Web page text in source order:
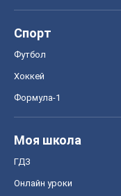
Спорт
Футбол
Хоккей
Формула-1
Моя школа
ГДЗ
Онлайн уроки